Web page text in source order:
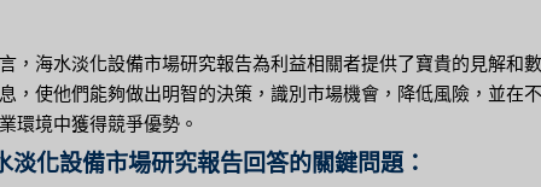
，海水淡化設備市場研究報告為利益相關者提供了寶貴的見解和
，使他們能夠做出明智的決策，識別市場機會，降低風險，並在
環境中獲得競爭優勢。
淡化設備市場研究報告回答的關鍵問題：